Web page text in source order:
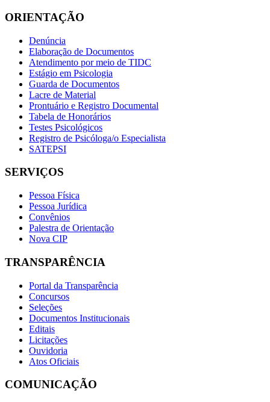
ORIENTAÇÃO
Denúncia
Elaboração de Documentos
Atendimento por meio de TIDC
Estágio em Psicologia
Guarda de Documentos
Lacre de Material
Prontuário e Registro Documental
Tabela de Honorários
Testes Psicológicos
Registro de Psicóloga/o Especialista
SATEPSI
SERVIÇOS
Pessoa Física
Pessoa Jurídica
Convênios
Palestra de Orientação
Nova CIP
TRANSPARÊNCIA
Portal da Transparência
Concursos
Seleções
Documentos Institucionais
Editais
Licitações
Ouvidoria
Atos Oficiais
COMUNICAÇÃO